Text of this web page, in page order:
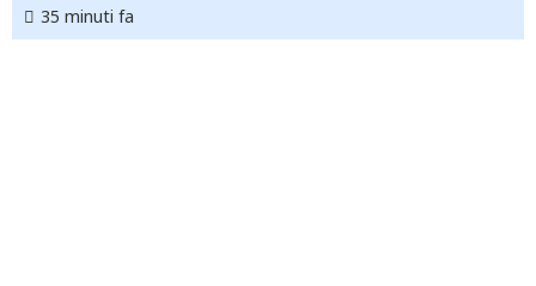
35 minuti fa